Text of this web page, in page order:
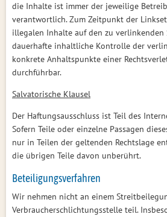
die Inhalte ist immer der jeweilige
verantwortlich. Zum Zeitpunkt der
illegalen Inhalte auf den zu verlinkenden
dauerhafte inhaltliche Kontrolle der
konkrete Anhaltspunkte einer
durchführbar.
Salvatorische Klausel
Der Haftungsausschluss ist Teil des
Sofern Teile oder einzelne Passagen
nur in Teilen der geltenden Rechtslage
die übrigen Teile davon unberührt.
Beteiligungsverfahren
Wir nehmen nicht an einem
Verbraucherschlichtungsstelle teil.